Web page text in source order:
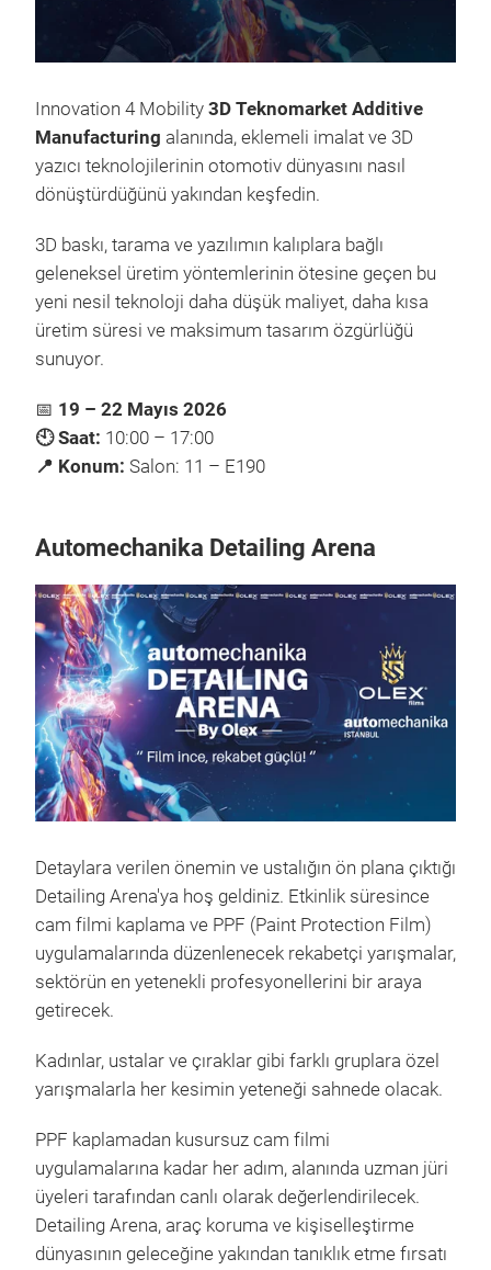
Innovation 4 Mobility 3D Teknomarket Additive
Manufacturing alanında, eklemeli imalat ve 3D
yazıcı teknolojilerinin otomotiv dünyasını nasıl
dönüştürdüğünü yakından keşfedin.
3D baskı, tarama ve yazılımın kalıplara bağlı
geleneksel üretim yöntemlerinin ötesine geçen bu
yeni nesil teknoloji daha düşük maliyet, daha kısa
üretim süresi ve maksimum tasarım özgürlüğü
sunuyor.
📅 19 – 22 Mayıs 2026
🕙 Saat: 10:00 – 17:00
📍 Konum: Salon: 11 – E190
Automechanika Detailing Arena
Detaylara verilen önemin ve ustalığın ön plana çıktığı
Detailing Arena'ya hoş geldiniz. Etkinlik süresince
cam filmi kaplama ve PPF (Paint Protection Film)
uygulamalarında düzenlenecek rekabetçi yarışmalar,
sektörün en yetenekli profesyonellerini bir araya
getirecek.
Kadınlar, ustalar ve çıraklar gibi farklı gruplara özel
yarışmalarla her kesimin yeteneği sahnede olacak.
PPF kaplamadan kusursuz cam filmi
uygulamalarına kadar her adım, alanında uzman jüri
üyeleri tarafından canlı olarak değerlendirilecek.
Detailing Arena, araç koruma ve kişiselleştirme
dünyasının geleceğine yakından tanıklık etme fırsatı